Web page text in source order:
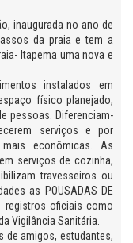
inaugurada no ano de
da praia e tem a
Itapema uma nova e
instalados em
físico planejado,
pessoas. Diferenciam-
serviços e por
econômicas. As
serviços de cozinha,
travesseiros ou
as POUSADAS DE
registros oficiais como
Vigilância Sanitária.
de amigos, estudantes,